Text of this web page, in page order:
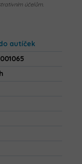
účelům.
autíček